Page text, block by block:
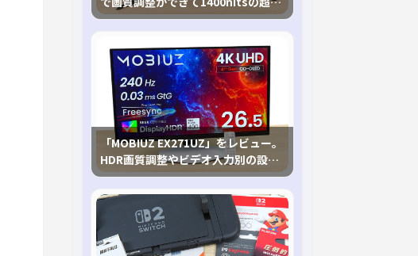
輝度も発揮！
「MOBIUZ EX271UZ」をレビュー。
HDR画質調整やビデオ入力別の設定
が可能な4K有機ELゲーミングモニタ
を徹底検証